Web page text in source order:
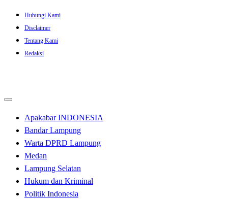
Skip
content
Hubungi Kami
Disclaimer
Tentang Kami
Redaksi
Apakabar INDONESIA
Bandar Lampung
Warta DPRD Lampung
Medan
Lampung Selatan
Hukum dan Kriminal
Politik Indonesia